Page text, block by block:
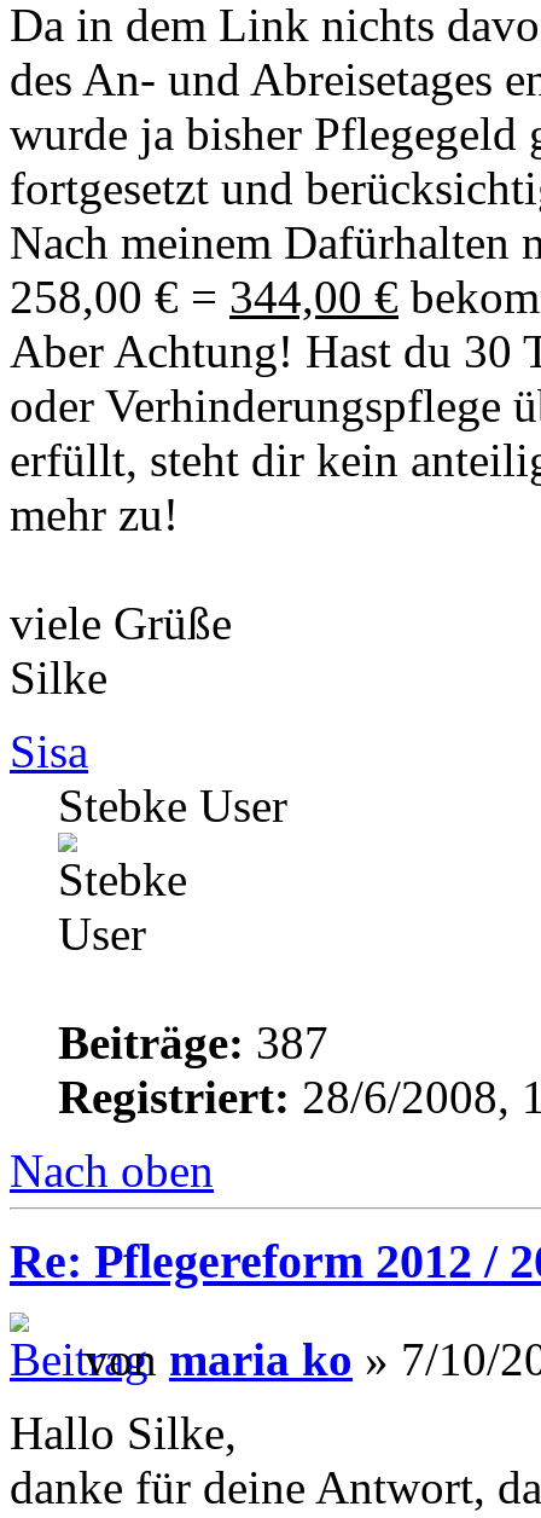
Da in dem Link nichts
des An- und Abreisetages
wurde ja bisher Pflegegeld
fortgesetzt und
Nach meinem Dafürhalten
258,00 € = 344,00 €
Aber Achtung! Hast du 30
oder Verhinderungspflege
erfüllt, steht dir kein
mehr zu!
viele Grüße
Silke
Sisa
Stebke User
Beiträge: 387
Registriert: 28/6/2008,
Nach oben
Re: Pflegereform 2012 /
von maria ko » 7/10/
Hallo Silke,
danke für deine Antwort,